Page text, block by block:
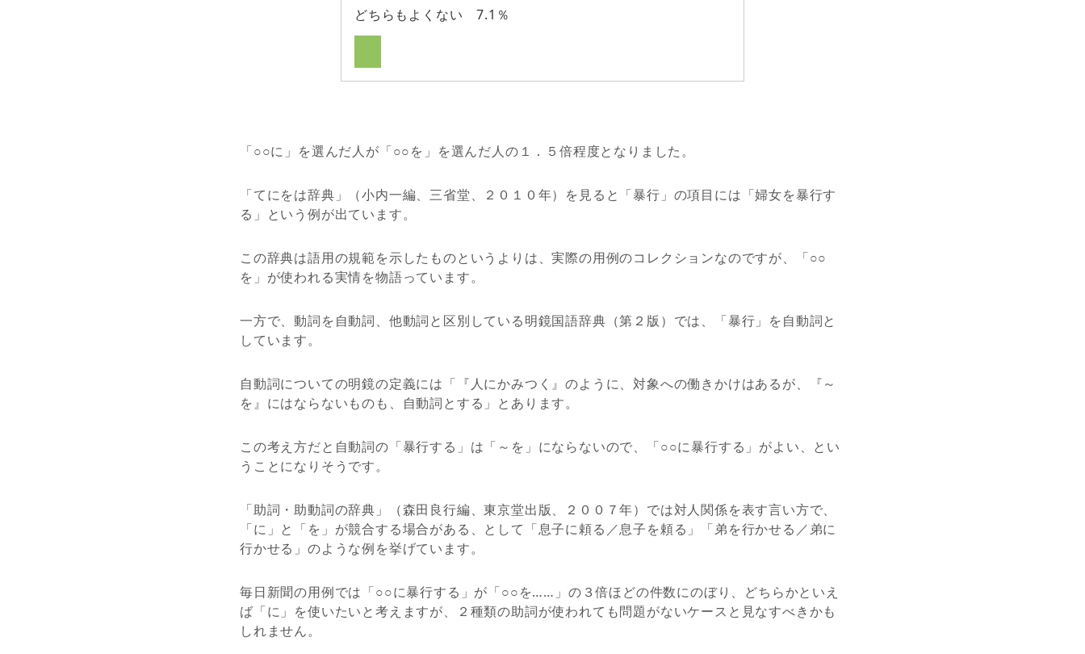
どちらもよくない 7.1％
「○○に」を選んだ人が「○○を」を選んだ人の１．５倍程度となりました。
「てにをは辞典」（小内一編、三省堂、２０１０年）を見ると「暴行」の項目には「婦女を暴行す
る」という例が出ています。
この辞典は語用の規範を示したものというよりは、実際の用例のコレクションなのですが、「○○
を」が使われる実情を物語っています。
一方で、動詞を自動詞、他動詞と区別している明鏡国語辞典（第２版）では、「暴行」を自動詞と
しています。
自動詞についての明鏡の定義には「『人にかみつく』のように、対象への働きかけはあるが、『～
を』にはならないものも、自動詞とする」とあります。
この考え方だと自動詞の「暴行する」は「～を」にならないので、「○○に暴行する」がよい、とい
うことになりそうです。
「助詞・助動詞の辞典」（森田良行編、東京堂出版、２００７年）では対人関係を表す言い方で、
「に」と「を」が競合する場合がある、として「息子に頼る／息子を頼る」「弟を行かせる／弟に
行かせる」のような例を挙げています。
毎日新聞の用例では「○○に暴行する」が「○○を……」の３倍ほどの件数にのぼり、どちらかといえ
ば「に」を使いたいと考えますが、２種類の助詞が使われても問題がないケースと見なすべきかも
しれません。